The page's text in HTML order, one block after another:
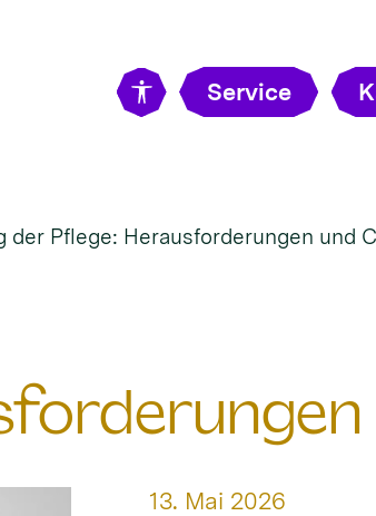
Service
der Pflege: Herausforderungen und
Datum:
13. Mai 2026